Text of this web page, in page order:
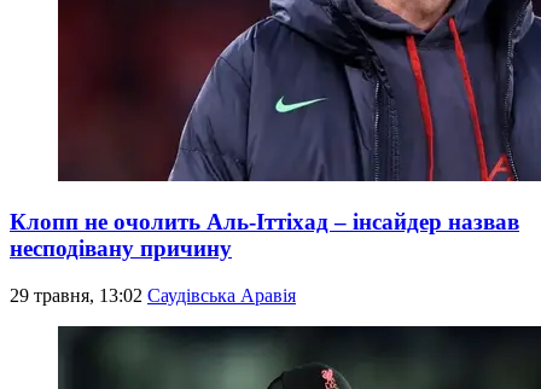
Клопп не очолить Аль-Іттіхад – інсайдер назвав
несподівану причину
29 травня, 13:02 Саудівська Аравія